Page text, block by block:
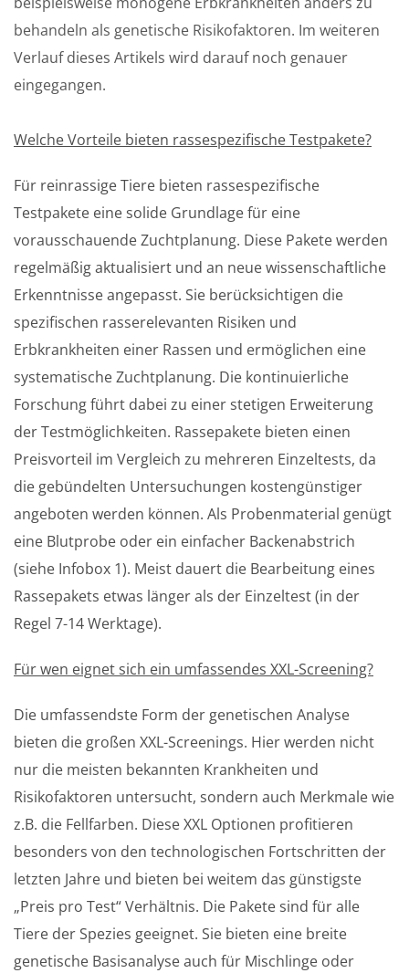
behandeln als genetische Risikofaktoren. Im weiteren
Verlauf dieses Artikels wird darauf noch genauer
eingegangen.
Welche Vorteile bieten rassespezifische Testpakete?
Für reinrassige Tiere bieten rassespezifische
Testpakete eine solide Grundlage für eine
vorausschauende Zuchtplanung. Diese Pakete werden
regelmäßig aktualisiert und an neue wissenschaftliche
Erkenntnisse angepasst. Sie berücksichtigen die
spezifischen rasserelevanten Risiken und
Erbkrankheiten einer Rassen und ermöglichen eine
systematische Zuchtplanung. Die kontinuierliche
Forschung führt dabei zu einer stetigen Erweiterung
der Testmöglichkeiten. Rassepakete bieten einen
Preisvorteil im Vergleich zu mehreren Einzeltests, da
die gebündelten Untersuchungen kostengünstiger
angeboten werden können. Als Probenmaterial genügt
eine Blutprobe oder ein einfacher Backenabstrich
(siehe Infobox 1). Meist dauert die Bearbeitung eines
Rassepakets etwas länger als der Einzeltest (in der
Regel 7-14 Werktage).
Für wen eignet sich ein umfassendes XXL-Screening?
Die umfassendste Form der genetischen Analyse
bieten die großen XXL-Screenings. Hier werden nicht
nur die meisten bekannten Krankheiten und
Risikofaktoren untersucht, sondern auch Merkmale wie
z.B. die Fellfarben. Diese XXL Optionen profitieren
besonders von den technologischen Fortschritten der
letzten Jahre und bieten bei weitem das günstigste
„Preis pro Test“ Verhältnis. Die Pakete sind für alle
Tiere der Spezies geeignet. Sie bieten eine breite
genetische Basisanalyse auch für Mischlinge oder